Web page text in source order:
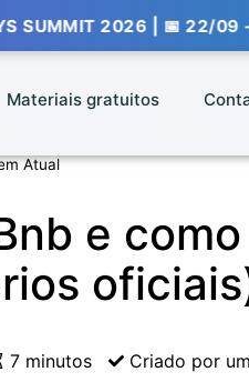
| 📅 22/09 - 📍 VIVO
Materiais gratuitos
Atual
e
7 minutos Criado por